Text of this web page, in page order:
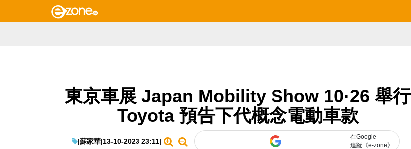
東京車展 Japan Mobility Show 10·26 舉行
Toyota 預告下代概念電動車款
|蘇家華|13-10-2023 23:11|
在Google
追蹤《e-zone》